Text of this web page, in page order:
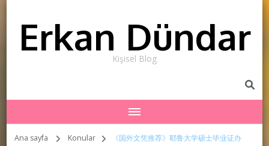
Erkan Dündar
Kişisel Blog
Ana sayfa Konular
《国外文凭推荐》耶鲁大学硕士毕业证办